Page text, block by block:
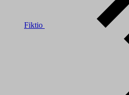
Fiktio